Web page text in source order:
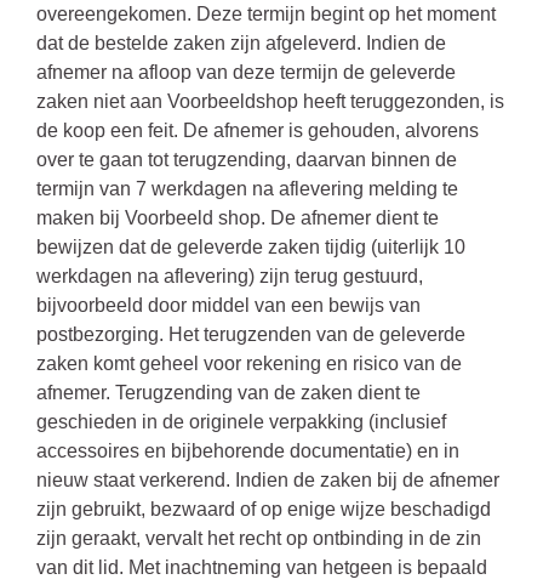
overeengekomen. Deze termijn begint op het moment
dat de bestelde zaken zijn afgeleverd. Indien de
afnemer na afloop van deze termijn de geleverde
zaken niet aan Voorbeeldshop heeft teruggezonden, is
de koop een feit. De afnemer is gehouden, alvorens
over te gaan tot terugzending, daarvan binnen de
termijn van 7 werkdagen na aflevering melding te
maken bij Voorbeeld shop. De afnemer dient te
bewijzen dat de geleverde zaken tijdig (uiterlijk 10
werkdagen na aflevering) zijn terug gestuurd,
bijvoorbeeld door middel van een bewijs van
postbezorging. Het terugzenden van de geleverde
zaken komt geheel voor rekening en risico van de
afnemer. Terugzending van de zaken dient te
geschieden in de originele verpakking (inclusief
accessoires en bijbehorende documentatie) en in
nieuw staat verkerend. Indien de zaken bij de afnemer
zijn gebruikt, bezwaard of op enige wijze beschadigd
zijn geraakt, vervalt het recht op ontbinding in de zin
van dit lid. Met inachtneming van hetgeen is bepaald